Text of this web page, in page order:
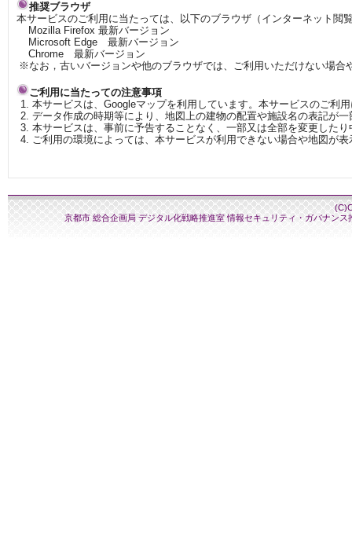
推奨ブラウザ
本サービスのご利用に当たっては、以下のブラウザ（インターネット閲
Mozilla Firefox 最新バージョン
Microsoft Edge 最新バージョン
Chrome 最新バージョン
※なお，古いバージョンや他のブラウザでは、ご利用いただけない場合
ご利用に当たっての注意事項
本サービスは、Googleマップを利用しています。本サービスのご利
データ作成の時期等により、地図上の建物の配置や施設名の表記が
本サービスは、事前に予告することなく、一部又は全部を変更した
ご利用の環境によっては、本サービスが利用できない場合や地図が
京都市 総合企画局 デジタル化戦略推進室 情報セキュリティ・ガバナン